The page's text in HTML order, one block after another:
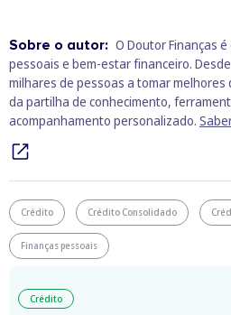
Sobre o autor: O Doutor Finanças
pessoais e bem‑estar financeiro.
milhares de pessoas a tomar
da partilha de conhecimento,
acompanhamento personalizado.
Crédito Crédito Consolidado
Finanças pessoais
Crédito